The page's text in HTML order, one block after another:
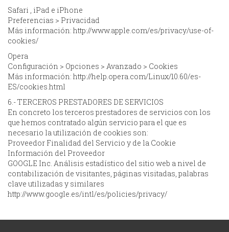
Safari , iPad e iPhone
Preferencias > Privacidad
Más información: http://www.apple.com/es/privacy/use-of-
cookies/
Opera
Configuración > Opciones > Avanzado > Cookies
Más información: http://help.opera.com/Linux/10.60/es-
ES/cookies.html
6.- TERCEROS PRESTADORES DE SERVICIOS
En concreto los terceros prestadores de servicios con los
que hemos contratado algún servicio para el que es
necesario la utilización de cookies son:
Proveedor Finalidad del Servicio y de la Cookie
Información del Proveedor
GOOGLE Inc. Análisis estadístico del sitio web a nivel de
contabilización de visitantes, páginas visitadas, palabras
clave utilizadas y similares
http://www.google.es/intl/es/policies/privacy/